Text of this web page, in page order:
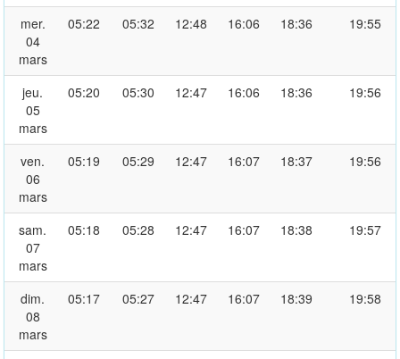
mer.
04
mars
05:22 05:32 12:48 16:06 18:36 19:55
jeu.
05
mars
05:20 05:30 12:47 16:06 18:36 19:56
ven.
06
mars
05:19 05:29 12:47 16:07 18:37 19:56
sam.
07
mars
05:18 05:28 12:47 16:07 18:38 19:57
dim.
08
mars
05:17 05:27 12:47 16:07 18:39 19:58